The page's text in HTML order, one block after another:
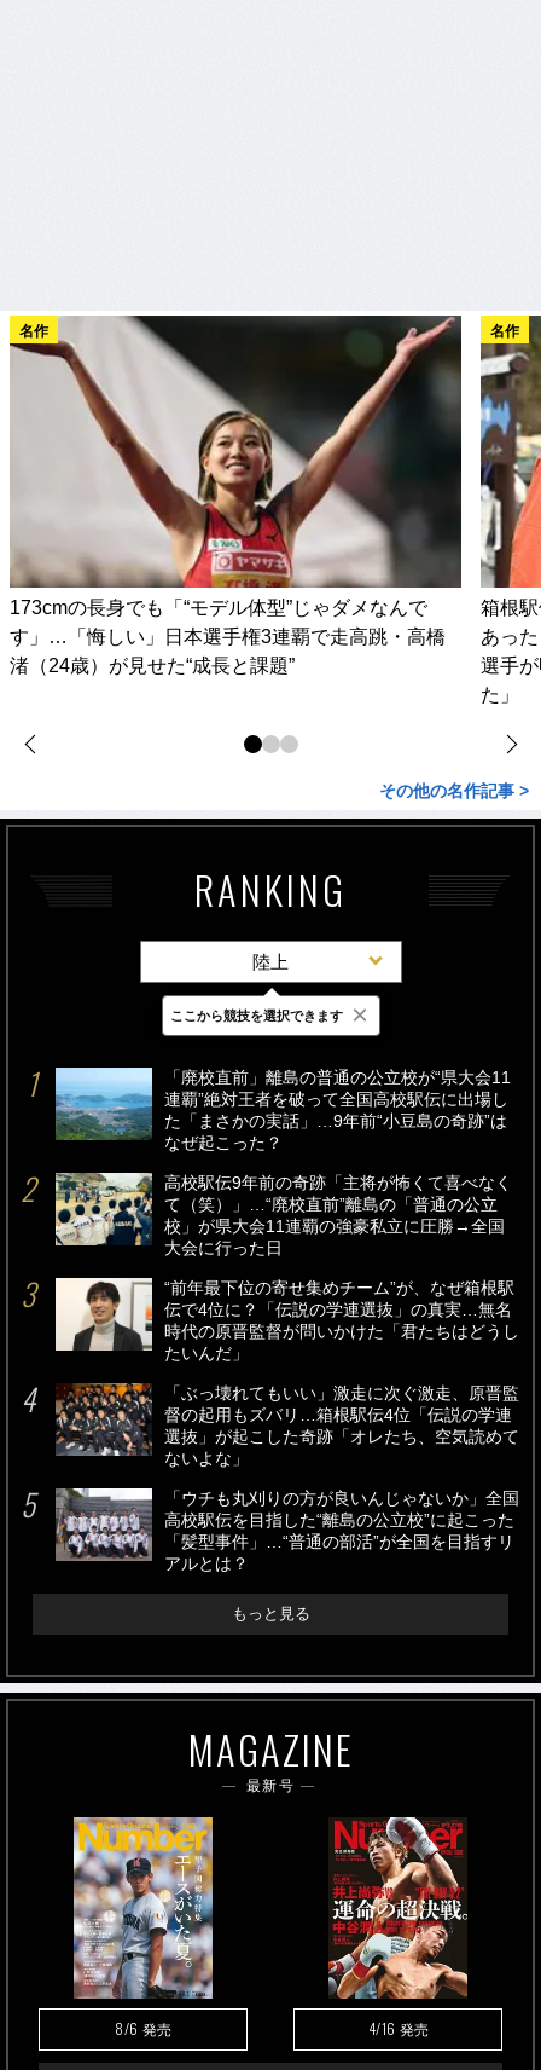
名作
173cmの長身でも「“モデル体型”じゃダメなんで
す」…「悔しい」日本選手権3連覇で走高跳・高橋
渚（24歳）が見せた“成長と課題”
名作
箱根
あっ
選手
た」
その他の名作記事 >
RANKING
陸上
最新 24時間 週間
「廃校直前」離島の普通の公立校が“県大会11
連覇”絶対王者を破って全国高校駅伝に出場し
た「まさかの実話」…9年前“小豆島の奇跡”は
なぜ起こった？
高校駅伝9年前の奇跡「主将が怖くて喜べなく
て（笑）」…“廃校直前”離島の「普通の公立
校」が県大会11連覇の強豪私立に圧勝→全国
大会に行った日
“前年最下位の寄せ集めチーム”が、なぜ箱根駅
伝で4位に？「伝説の学連選抜」の真実…無名
時代の原晋監督が問いかけた「君たちはどうし
たいんだ」
「ぶっ壊れてもいい」激走に次ぐ激走、原晋監
督の起用もズバリ…箱根駅伝4位「伝説の学連
選抜」が起こした奇跡「オレたち、空気読めて
ないよな」
「ウチも丸刈りの方が良いんじゃないか」全国
高校駅伝を目指した“離島の公立校”に起こった
「髪型事件」…“普通の部活”が全国を目指すリ
アルとは？
もっと見る
MAGAZINE
最新号
8/6 発売 4/16 発売
ここから競技を選択できます ×